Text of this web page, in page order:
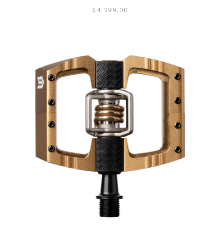
$ 4,399.00
TIENE
MÚLTIPLES
VARIANTES.
LAS
OPCIONES
SE
PUEDEN
ELEGIR
EN
LA
PÁGINA
DE
PRODUCTO